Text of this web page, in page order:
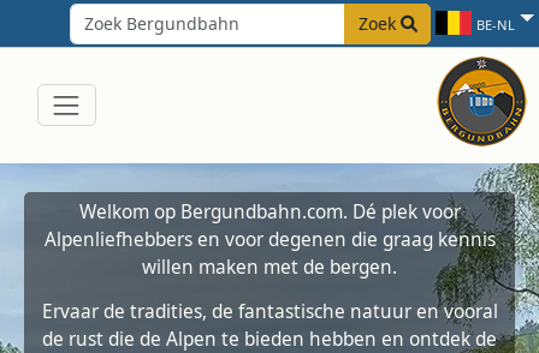
Zoek BE-NL
Welkom op Bergundbahn.com. Dé plek voor
Alpenliefhebbers en voor degenen die graag kennis
willen maken met de bergen.
Ervaar de tradities, de fantastische natuur en vooral
de rust die de Alpen te bieden hebben en ontdek de